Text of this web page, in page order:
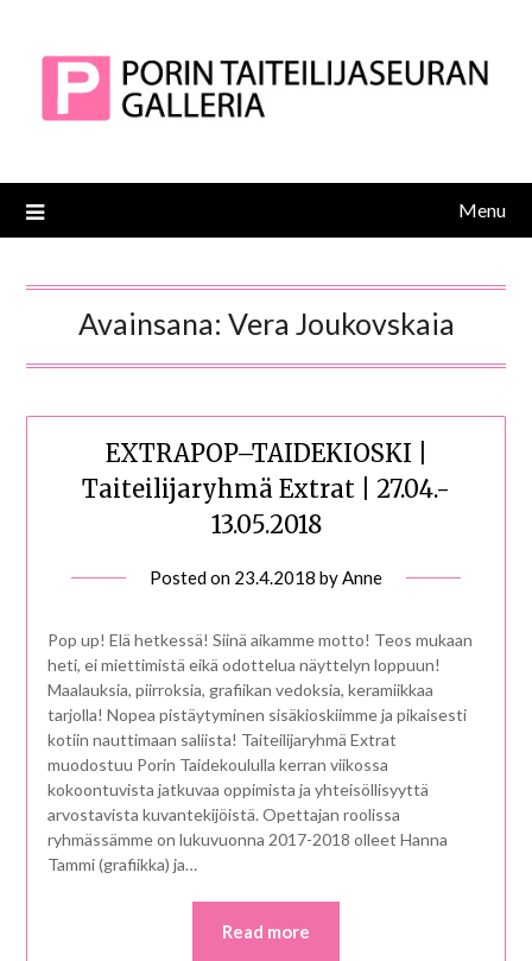
Menu
Avainsana: Vera Joukovskaia
EXTRAPOP–TAIDEKIOSKI |
Taiteilijaryhmä Extrat | 27.04.-
13.05.2018
Posted on 23.4.2018 byAnne
Pop up! Elä hetkessä! Siinä aikamme motto! Teos mukaan
heti, ei miettimistä eikä odottelua näyttelyn loppuun!
Maalauksia, piirroksia, grafiikan vedoksia, keramiikkaa
tarjolla! Nopea pistäytyminen sisäkioskiimme ja pikaisesti
kotiin nauttimaan saliista! Taiteilijaryhmä Extrat
muodostuu Porin Taidekoululla kerran viikossa
kokoontuvista jatkuvaa oppimista ja yhteisöllisyyttä
arvostavista kuvantekijöistä. Opettajan roolissa
ryhmässämme on lukuvuonna 2017-2018 olleet Hanna
Tammi (grafiikka) ja…
Read more